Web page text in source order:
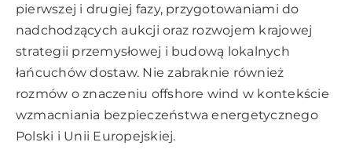
pierwszej i drugiej fazy, przygotowaniami do
nadchodzących aukcji oraz rozwojem krajowej
strategii przemysłowej i budową lokalnych
łańcuchów dostaw. Nie zabraknie również
rozmów o znaczeniu offshore wind w kontekście
wzmacniania bezpieczeństwa energetycznego
Polski i Unii Europejskiej.